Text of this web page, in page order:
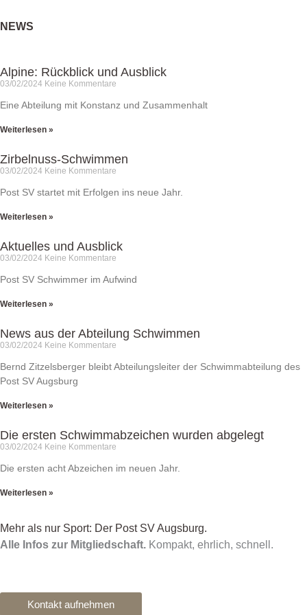
NEWS
Alpine: Rückblick und Ausblick
03/02/2024 Keine Kommentare
Eine Abteilung mit Konstanz und Zusammenhalt
Weiterlesen »
Zirbelnuss-Schwimmen
03/02/2024 Keine Kommentare
Post SV startet mit Erfolgen ins neue Jahr.
Weiterlesen »
Aktuelles und Ausblick
03/02/2024 Keine Kommentare
Post SV Schwimmer im Aufwind
Weiterlesen »
News aus der Abteilung Schwimmen
03/02/2024 Keine Kommentare
Bernd Zitzelsberger bleibt Abteilungsleiter der Schwimmabteilung des
Post SV Augsburg
Weiterlesen »
Die ersten Schwimmabzeichen wurden abgelegt
03/02/2024 Keine Kommentare
Die ersten acht Abzeichen im neuen Jahr.
Weiterlesen »
Mehr als nur Sport: Der Post SV Augsburg.
Alle Infos zur Mitgliedschaft. Kompakt, ehrlich, schnell.
Kontakt aufnehmen